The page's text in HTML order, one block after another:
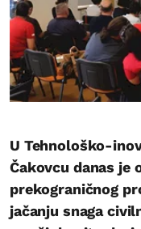
U Tehnološko-
Čakovcu danas je
prekograničnog
jačanju snaga